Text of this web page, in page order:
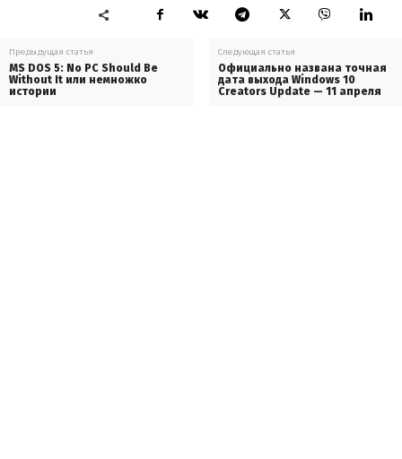
Предыдущая статья
MS DOS 5: No PC Should Be
Without It или немножко
истории
Следующая статья
Официально названа точная
дата выхода Windows 10
Creators Update — 11 апреля